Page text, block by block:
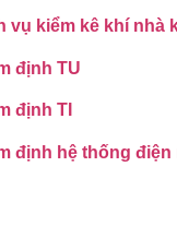
vụ kiểm kê khí nhà
định TU
định TI
định hệ thống điện